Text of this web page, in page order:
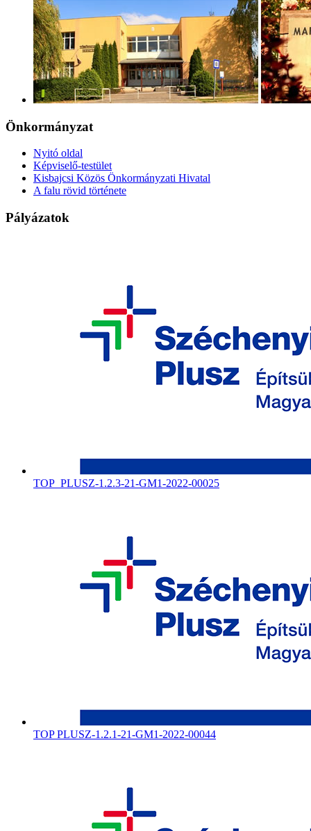
Önkormányzat
Nyitó oldal
Képviselő-testület
Kisbajcsi Közös Önkormányzati Hivatal
A falu rövid története
Pályázatok
TOP_PLUSZ-1.2.3-21-GM1-2022-00025
TOP PLUSZ-1.2.1-21-GM1-2022-00044